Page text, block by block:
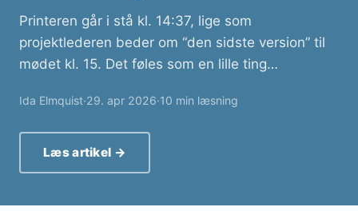
Printeren går i stå kl. 14:37, lige som
projektlederen beder om “den sidste version” til
mødet kl. 15. Det føles som en lille ting…
Ida Elmquist·29. apr 2026·10 min læsning
Læs artikel →